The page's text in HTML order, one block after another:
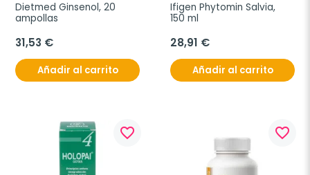
Dietmed Ginsenol, 20
ampollas
31,53 €
Añadir al carrito
Ifigen Phytomin Salvia,
150 ml
28,91 €
Añadir al carrito
favorite_border favorite_border